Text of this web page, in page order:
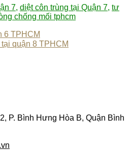
7, diệt côn trùng tại Quận 7, tư
chống mối tphcm
6 TPHCM
quận 8 TPHCM
P. Bình Hưng Hòa B, Quận Bình